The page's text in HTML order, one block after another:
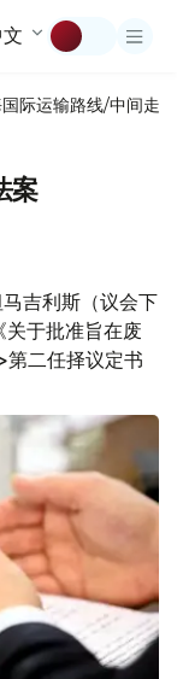
际运输路线/中间走廊
案
吉利斯（议会下
于批准旨在废
第二任择议定书